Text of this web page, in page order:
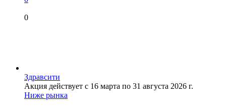
0
Здравсити
Акция действует с 16 марта по 31 августа 2026 г.
Ниже рынка